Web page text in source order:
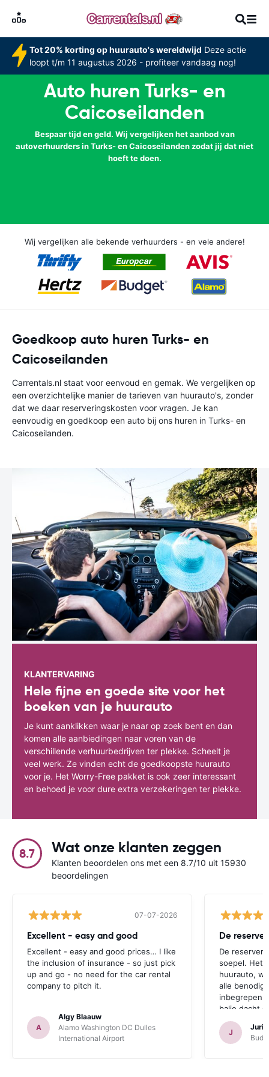
Tot 20% korting op huurauto's wereldwijd Deze actie
loopt t/m 11 augustus 2026 - profiteer vandaag nog!
Auto huren Turks- en
Caicoseilanden
Bespaar tijd en geld. Wij vergelijken het aanbod van
autoverhuurders in Turks- en Caicoseilanden zodat jij dat niet
hoeft te doen.
Wij vergelijken alle bekende verhuurders - en vele andere!
Goedkoop auto huren Turks- en
Caicoseilanden
Carrentals.nl staat voor eenvoud en gemak. We vergelijken op
een overzichtelijke manier de tarieven van huurauto's, zonder
dat we daar reserveringskosten voor vragen. Je kan
eenvoudig en goedkoop een auto bij ons huren in Turks- en
Caicoseilanden.
KLANTERVARING
Hele fijne en goede site voor het
boeken van je huurauto
Je kunt aanklikken waar je naar op zoek bent en dan
komen alle aanbiedingen naar voren van de
verschillende verhuurbedrijven ter plekke. Scheelt je
veel werk. Ze vinden echt de goedkoopste huurauto
voor je. Het Worry-Free pakket is ook zeer interessant
en behoed je voor dure extra verzekeringen ter plekke.
8.7 Wat onze klanten zeggen
Klanten beoordelen ons met een 8.7/10 uit 15930
beoordelingen
07-07-2026
Excellent - easy and good
Excellent - easy and good prices… I like
the inclusion of insurance - so just pick
up and go - no need for the car rental
company to pitch it.
A
Algy Blaauw
Alamo Washington DC Dulles
International Airport
De
soepel. Het
huurauto,
alle
inbegrepen.
balie dacht
probeerde
verzekering
waren we
J